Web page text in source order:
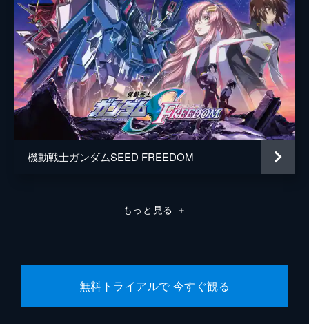
機動戦士ガンダムSEED FREEDOM
もっと見る ＋
無料トライアルで 今すぐ観る